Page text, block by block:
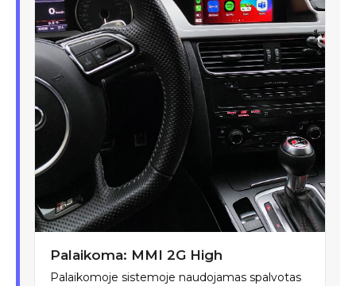
Palaikoma: MMI 2G High
Palaikomoje sistemoje naudojamas spalvotas